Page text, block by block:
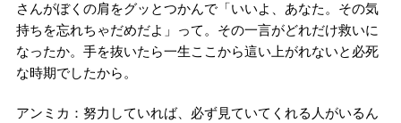
さんがぼくの肩をグッとつかんで「いいよ、あなた。その気
持ちを忘れちゃだめだよ」って。その一言がどれだけ救いに
なったか。手を抜いたら一生ここから這い上がれないと必死
な時期でしたから。
アンミカ：努力していれば、必ず見ていてくれる人がいるん